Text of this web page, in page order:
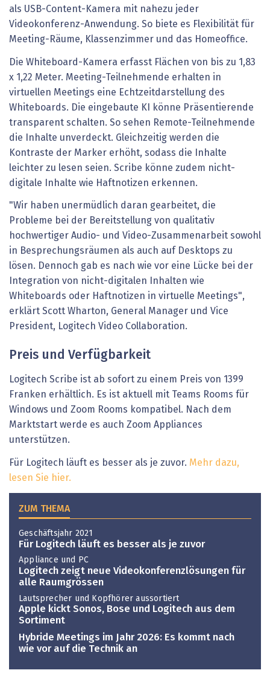
als USB-Content-Kamera mit nahezu jeder
Videokonferenz-Anwendung. So biete es Flexibilität für
Meeting-Räume, Klassenzimmer und das Homeoffice.
Die Whiteboard-Kamera erfasst Flächen von bis zu 1,83
x 1,22 Meter. Meeting-Teilnehmende erhalten in
virtuellen Meetings eine Echtzeitdarstellung des
Whiteboards. Die eingebaute KI könne Präsentierende
transparent schalten. So sehen Remote-Teilnehmende
die Inhalte unverdeckt. Gleichzeitig werden die
Kontraste der Marker erhöht, sodass die Inhalte
leichter zu lesen seien. Scribe könne zudem nicht-
digitale Inhalte wie Haftnotizen erkennen.
"Wir haben unermüdlich daran gearbeitet, die
Probleme bei der Bereitstellung von qualitativ
hochwertiger Audio- und Video-Zusammenarbeit sowohl
in Besprechungsräumen als auch auf Desktops zu
lösen. Dennoch gab es nach wie vor eine Lücke bei der
Integration von nicht-digitalen Inhalten wie
Whiteboards oder Haftnotizen in virtuelle Meetings",
erklärt Scott Wharton, General Manager und Vice
President, Logitech Video Collaboration.
Preis und Verfügbarkeit
Logitech Scribe ist ab sofort zu einem Preis von 1399
Franken erhältlich. Es ist aktuell mit Teams Rooms für
Windows und Zoom Rooms kompatibel. Nach dem
Marktstart werde es auch Zoom Appliances
unterstützen.
Für Logitech läuft es besser als je zuvor. Mehr dazu,
lesen Sie hier.
ZUM THEMA
Geschäftsjahr 2021
Für Logitech läuft es besser als je zuvor
Appliance und PC
Logitech zeigt neue Videokonferenzlösungen für
alle Raumgrössen
Lautsprecher und Kopfhörer aussortiert
Apple kickt Sonos, Bose und Logitech aus dem
Sortiment
Hybride Meetings im Jahr 2026: Es kommt nach
wie vor auf die Technik an